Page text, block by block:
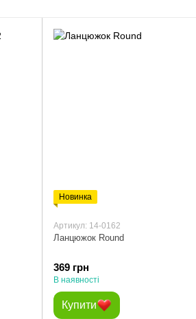
Новинка
Артикул: 14-0162
Ланцюжок Round
369 грн
В наявності
Купити